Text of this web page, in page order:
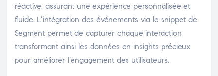
réactive, assurant une expérience personnalisée et
fluide. L’intégration des événements via le snippet de
Segment permet de capturer chaque interaction,
transformant ainsi les données en insights précieux
pour améliorer l’engagement des utilisateurs.